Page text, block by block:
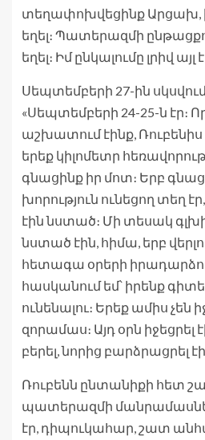
տեղափոխվեցինք Արցախ,
եղել։ Պատերազմի
եղել։ Իմ ընկալումը լրիվ
Սեպտեմբերի 27-ին
«Սեպտեմբերի 24-25-ն էր։
աշխատում էինք,
երեք կիլոմետր
գնացինք իր մոտ։ Երբ
խորություն ունեցող տեղ
էին նստած։ Մի տեսակ
նստած էին, հիմա, երբ
հետագա օրերի
հասկանում եմ՝ իրենք
ունենալու։ Երեք ամիս չեն
զորամաս։ Այդ օրն իջեցրել
բերել, նորից բարձրացրել
Ռուբենն ընտանիքի հետ
պատերազմի
էր, դիպուկահար, շատ